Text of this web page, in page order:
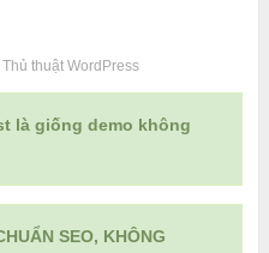
Thủ thuật WordPress
là giống demo không
SEO, KHÔNG